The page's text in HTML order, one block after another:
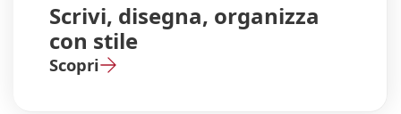
Scrivi, disegna, organizza
con stile
Scopri